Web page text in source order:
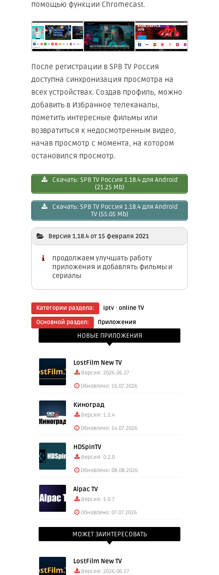
помощью функции Chromecast.
После регистрации в SPB TV Россия
доступна синхронизация просмотра на
всех устройствах. Создав профиль, можно
добавить в Избранное телеканалы,
пометить интересные фильмы или
возвратиться к недосмотренным видео,
начав просмотр с момента, на котором
остановился просмотр.
Скачать: SPB TV Рoссия 1.18.4 для Android
(21.25 Mb)
Скачать: SPB TV Рoссия 1.18.4 для Android
TV (55.05 Mb)
Версия 1.18.4 от 15 февраля 2021
продолжаем улучшать работу
приложения и добавлять фильмы и
сериалы
Категории раздела: iptv · online TV
Основной раздел:
Приложения
НОВЫЕ ПРИЛОЖЕНИЯ
LostFilm New TV
Версия: 2026.06.27
Обновлено: 16.07.2026
Киноград
Версия: 1.2.4
Обновлено: 14.07.2026
HDSpinTV
Версия: 0.2.0
Обновлено: 08.08.2026
Alpac TV
Версия: 1.0.7
Обновлено: 07.07.2026
МОЖЕТ ЗАИНТЕРЕСОВАТЬ
LostFilm New TV
Версия: 2026.06.27